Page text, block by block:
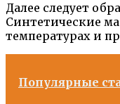
Далее следует
Синтетические
температурах и
Популярные